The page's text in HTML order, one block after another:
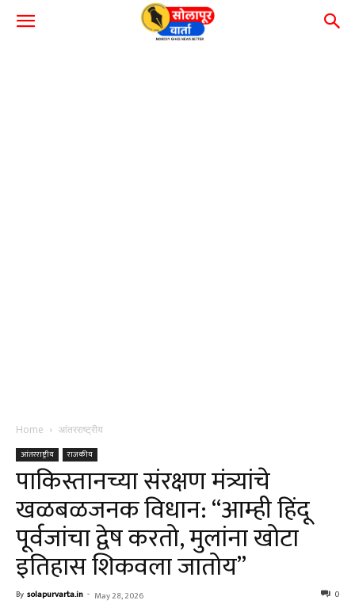
Home आंतरराष्ट्रीय
आंतरराष्ट्रीय राजकीय
पाकिस्तानच्या संरक्षण मंत्र्यांचे
खळबळजनक विधान: “आम्ही हिंदू
पूर्वजांचा द्वेष करतो, मुलांना खोटा
इतिहास शिकवला जातोय”
By solapurvarta.in - May 28, 2026 0